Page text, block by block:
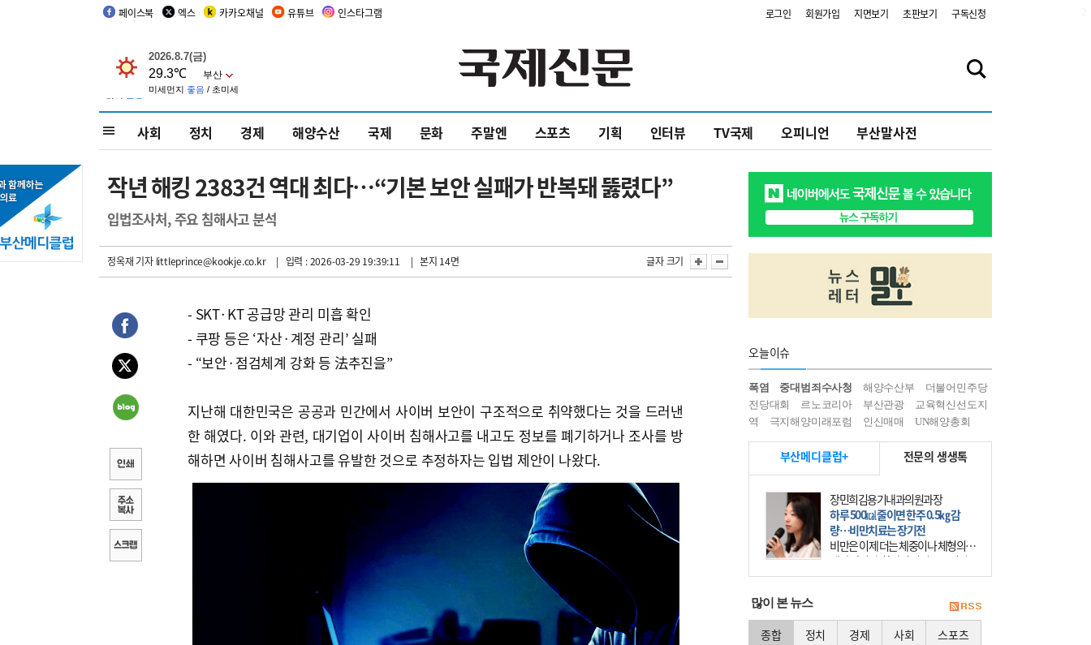
페이스북 엑스 카카오채널 유튜브 인스타그램 로그인 회원가입 지면보기 초판보기 구독신청
사회 정치 경제 해양수산 국제 문화 주말엔 스포츠 기획 인터뷰 TV국제 오피니언 부산말사전
작년 해킹 2383건 역대 최다…“기본 보안 실패가 반복돼 뚫렸다”
입법조사처, 주요 침해사고 분석
정옥재 기자littleprince@kookje.co.kr | 입력 : 2026-03-29 19:39:11 | 본지 14면 글자 크기
- SKT·KT 공급망 관리 미흡 확인
- 쿠팡 등은 ‘자산·계정 관리’ 실패
- “보안·점검체계 강화 등 法추진을”
지난해 대한민국은 공공과 민간에서 사이버 보안이 구조적으로 취약했다는 것을 드러낸
한 해였다. 이와 관련, 대기업이 사이버 침해사고를 내고도 정보를 폐기하거나 조사를 방
해하면 사이버 침해사고를 유발한 것으로 추정하자는 입법 제안이 나왔다.
오늘이슈
폭염 중대범죄수사청 해양수산부
더불어민주당
전당대회
르노코리아 부산관광
교육혁신선도지
역
극지해양미래포럼 인신매매 UN해양총회
부산메디클럽+ 전문의 생생톡
장민희김용기내과의원과장
하루 500㎉ 줄이면 한주 0.5㎏ 감
량…비만치료는 장기전
비만은 이제 더는 체중이나 체형의 문
제가 아니다. 하나의 질병으로 인지
하고 치료와 관리를 해야 한다. 세계
많이 본 뉴스
종합 정치 경제 사회 스포츠